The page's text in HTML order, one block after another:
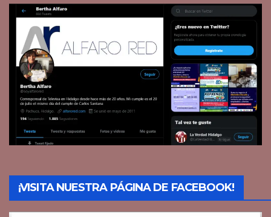
¡VISITA NUESTRA PÁGINA DE FACEBOOK!